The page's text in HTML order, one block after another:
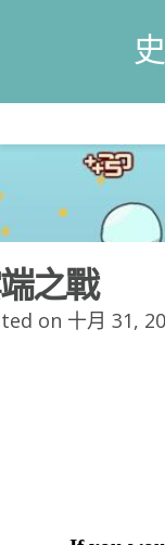
之戰
on 十月 31,